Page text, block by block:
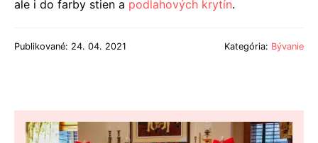
ale i do farby stien a podlahových krytín.
Publikované: 24. 04. 2021 Kategória: Bývanie